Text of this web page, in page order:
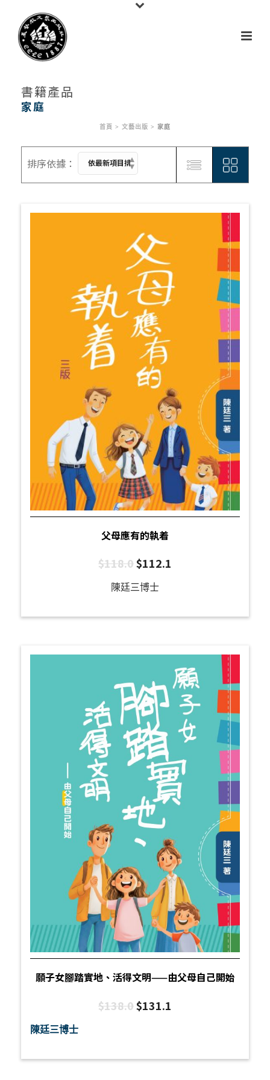
書籍產品
首頁 > 文藝出版 > 家庭
家庭
父母應有的執着
$118.0$112.1
陳廷三博士
願子女腳踏實地、活得文明——由父母自己開始
$138.0$131.1
陳廷三博士